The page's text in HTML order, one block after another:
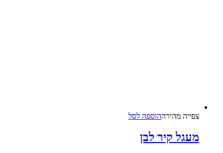
צפייה‬ ‫מהירה‬הוספה לסל
מעגל קיר לבן